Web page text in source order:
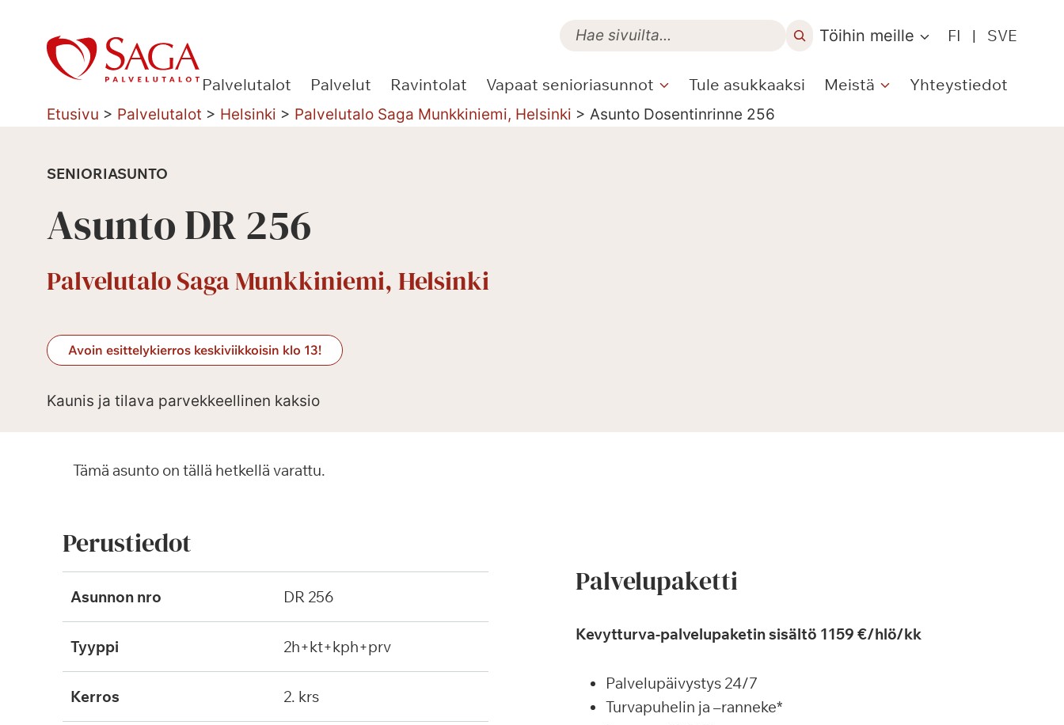
sisältöön
Töihin meille FI | SVE
Palvelutalot Palvelut Ravintolat Vapaat senioriasunnot Tule asukkaaksi Meistä Yhteystiedot
Etusivu > Palvelutalot > Helsinki > Palvelutalo Saga Munkkiniemi, Helsinki > Asunto Dosentinrinne 256
SENIORIASUNTO
Asunto DR 256
Palvelutalo Saga Munkkiniemi, Helsinki
Avoin esittelykierros keskiviikkoisin klo 13!
Kaunis ja tilava parvekkeellinen kaksio
Tämä asunto on tällä hetkellä varattu.
Perustiedot
Asunnon nro DR 256
Tyyppi 2h+kt+kph+prv
Kerros 2. krs
Palvelupaketti
Kevytturva-palvelupaketin sisältö 1159 €/hlö/kk
Palvelupäivystys 24/7
Turvapuhelin ja –ranneke*